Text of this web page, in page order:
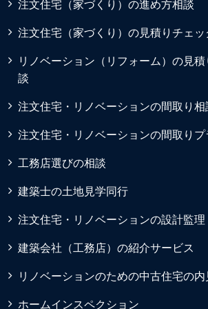
注文住宅（家づくり）の進め方相談
注文住宅（家づくり）の見積りチェッ
リノベーション（リフォーム）の見
談
注文住宅・リノベーションの間取り相
注文住宅・リノベーションの間取りプ
工務店選びの相談
建築士の土地見学同行
注文住宅・リノベーションの設計監理
建築会社（工務店）の紹介サービス
リノベーションのための中古住宅の
ホームインスペクション